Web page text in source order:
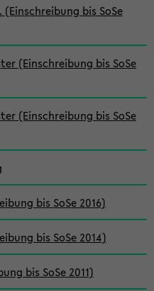
bis SoSe
(Einschreibung bis SoSe
(Einschreibung bis SoSe
bis SoSe 2016)
bis SoSe 2014)
bis SoSe 2011)